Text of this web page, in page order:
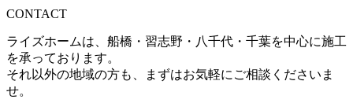
CONTACT
ライズホームは、船橋・習志野・八千代・千葉を中心に施工
を承っております。
それ以外の地域の方も、まずはお気軽にご相談くださいま
せ。